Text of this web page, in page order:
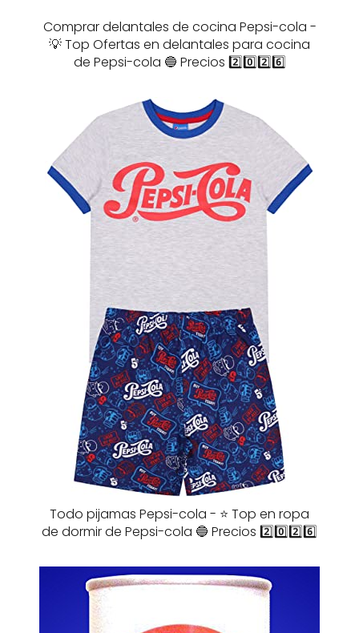
Comprar delantales de cocina Pepsi-cola -
💡 Top Ofertas en delantales para cocina
de Pepsi-cola 🔵 Precios 2️⃣0️⃣2️⃣6️⃣
Todo pijamas Pepsi-cola - ⭐️ Top en ropa
de dormir de Pepsi-cola 🔵 Precios 2️⃣0️⃣2️⃣6️⃣